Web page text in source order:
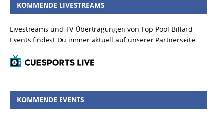
KOMMENDE LIVESTREAMS
Livestreams und TV-Übertragungen von Top-Pool-Billard-
Events findest Du immer aktuell auf unserer Partnerseite
KOMMENDE EVENTS